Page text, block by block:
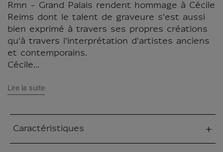
Rmn - Grand Palais rendent hommage à Cécile
Reims dont le talent de graveure s'est aussi
bien exprimé à travers ses propres créations
qu'à travers l'interprétation d'artistes anciens
et contemporains.
Cécile...
Lire la suite
Caractéristiques